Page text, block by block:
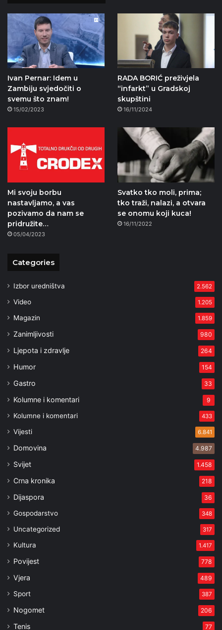
Ivan Pernar: Idem u
Zambiju svjedočiti o
svemu što znam!
15/02/2023
RADA BORIĆ preživjela
“infarkt” u Gradskoj
skupštini
16/11/2024
Mi svoju borbu
nastavljamo, a vas
pozivamo da nam se
pridružite…
05/04/2023
Svatko tko moli, prima;
tko traži, nalazi, a otvara
se onomu koji kuca!
16/11/2022
Categories
Izbor uredništva 2.562
Video 1.205
Magazin 1.859
Zanimljivosti 980
Ljepota i zdravlje 264
Humor 154
Gastro 33
Kolumne i komentari 9
Kolumne i komentari 433
Vijesti 6.841
Domovina 4.987
Svijet 1.458
Crna kronika 218
Dijaspora 36
Gospodarstvo 348
Uncategorized 317
Kultura 1.417
Povijest 778
Vjera 489
Sport 387
Nogomet 206
Tenis 77